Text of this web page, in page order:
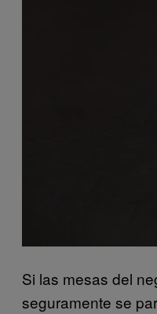
Si las mesas del
seguramente se